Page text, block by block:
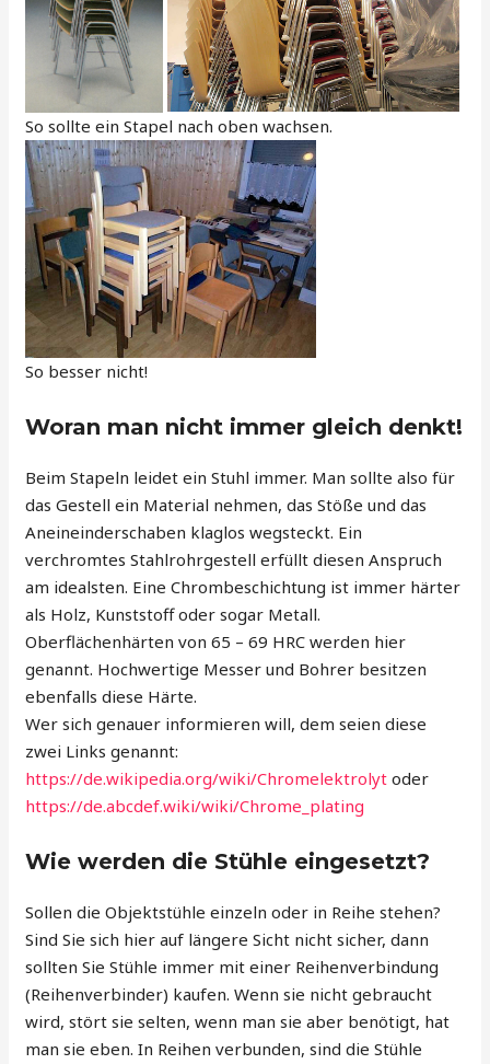
So sollte ein Stapel nach oben wachsen.
So besser nicht!
Woran man nicht immer gleich denkt!
Beim Stapeln leidet ein Stuhl immer. Man sollte also für
das Gestell ein Material nehmen, das Stöße und das
Aneineinderschaben klaglos wegsteckt. Ein
verchromtes Stahlrohrgestell erfüllt diesen Anspruch
am idealsten. Eine Chrombeschichtung ist immer härter
als Holz, Kunststoff oder sogar Metall.
Oberflächenhärten von 65 – 69 HRC werden hier
genannt. Hochwertige Messer und Bohrer besitzen
ebenfalls diese Härte.
Wer sich genauer informieren will, dem seien diese
zwei Links genannt:
https://de.wikipedia.org/wiki/Chromelektrolyt oder
https://de.abcdef.wiki/wiki/Chrome_plating
Wie werden die Stühle eingesetzt?
Sollen die Objektstühle einzeln oder in Reihe stehen?
Sind Sie sich hier auf längere Sicht nicht sicher, dann
sollten Sie Stühle immer mit einer Reihenverbindung
(Reihenverbinder) kaufen. Wenn sie nicht gebraucht
wird, stört sie selten, wenn man sie aber benötigt, hat
man sie eben. In Reihen verbunden, sind die Stühle